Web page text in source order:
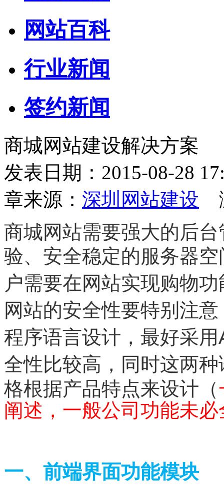
网站百科
行业新闻
签约新闻
商城网站建设解决方案
发表日期：2015-08-28
章来源： 深圳网站建设
商城网站需要强大的后
验、安全稳定的服务器空
户需要在网站实现购物
网站的安全性要特别注
程序语言设计，最好采
全性比较高，同时这两
格根据产品特点来设计（
阐述，一般公司功能未
一、前端界面功能模块